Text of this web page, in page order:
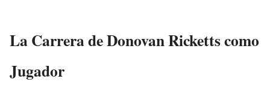
La Carrera de Donovan Ricketts como
Jugador